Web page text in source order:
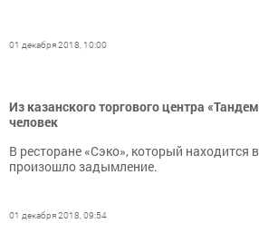
01 декабря 2018, 10:00
Из казанского торгового центра
человек
В ресторане «Сэко», который находится
произошло задымление.
01 декабря 2018, 09:54